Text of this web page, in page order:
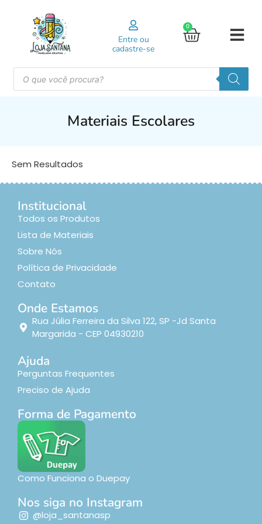
Entre ou
cadastre-se
0
Materiais Escolares
Sem Resultados
Institucional
Todos os Produtos
Lista de Materiais
Sobre Nós
Política de Privacidade
Contato
Onde Estamos
Rua Júlia Ferreira da Silva 122, SP -Jd Santa
Margarida - CEP 04930210
Ajuda
Perguntas Frequentes
Preciso de Ajuda
Forma de Pagamento
Como Funciona o Duepay
Nos siga no Instagram
@loja_santanasp